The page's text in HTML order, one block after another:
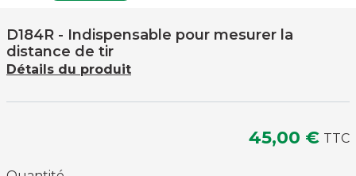
D184R - Indispensable pour mesurer la
distance de tir
Détails du produit
45,00 € TTC